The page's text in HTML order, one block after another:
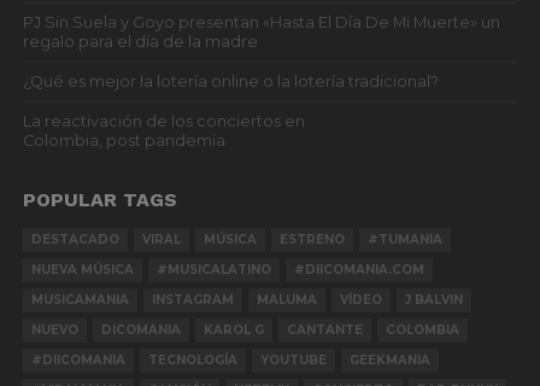
PJ Sin Suela y Goyo presentan «Hasta El Día De Mi Muerte» un
regalo para el día de la madre
¿Qué es mejor la lotería online o la lotería tradicional?
La reactivación de los conciertos en
Colombia, post pandemia
POPULAR TAGS
DESTACADO VIRAL MÚSICA ESTRENO
#TUMANIA
NUEVA MÚSICA
#MUSICALATINO
#DIICOMANIA.COM
MUSICAMANIA
INSTAGRAM MALUMA VÍDEO
J BALVIN
NUEVO
DICOMANIA KAROL G CANTANTE
COLOMBIA
#DIICOMANIA
TECNOLOGÍA YOUTUBE
GEEKMANIA